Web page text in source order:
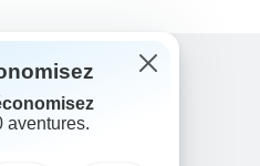
aventures.